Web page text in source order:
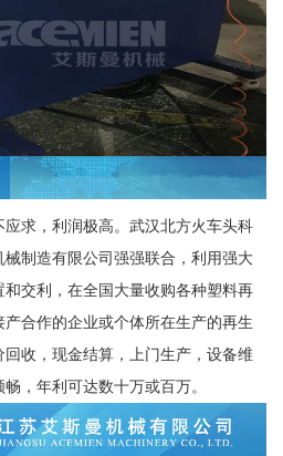
求，利润极高。武汉北方火车头科
制造有限公司强强联合，利用强大
交利，在全国大量收购各种塑料再
合作的企业或个体所在生产的再生
收，现金结算，上门生产，设备维
，年利可达数十万或百万。